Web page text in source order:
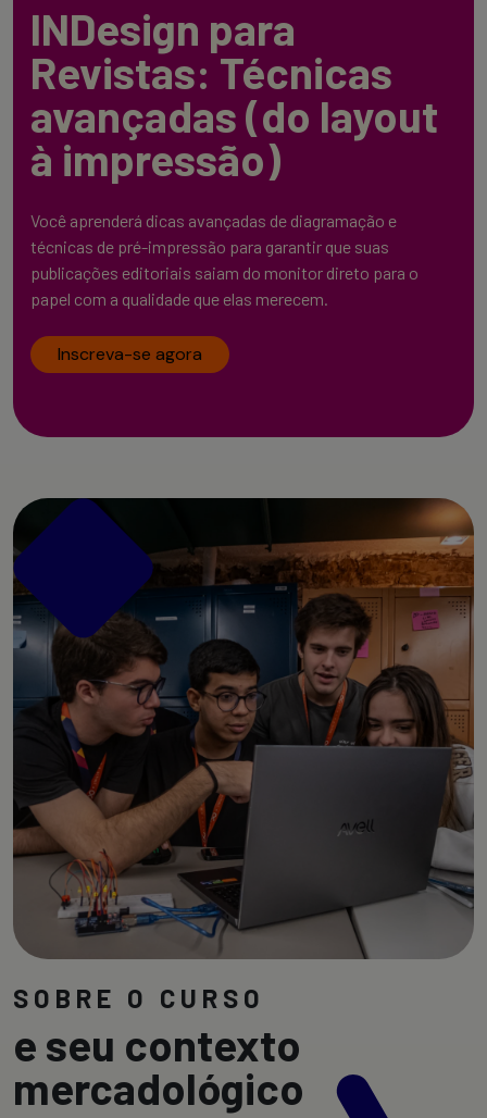
INDesign para
Revistas: Técnicas
avançadas (do layout
à impressão)
Você aprenderá dicas avançadas de diagramação e
técnicas de pré-impressão para garantir que suas
publicações editoriais saiam do monitor direto para o
papel com a qualidade que elas merecem.
Inscreva-se agora
SOBRE O CURSO
e seu contexto
mercadológico